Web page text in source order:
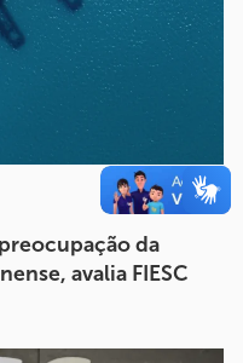
da
avalia FIESC